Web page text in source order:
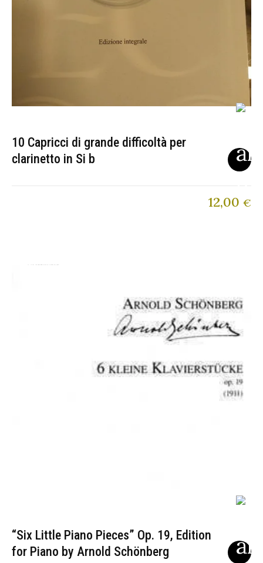
10 Capricci di grande difficoltà per
clarinetto in Si b
12,00 €
“Six Little Piano Pieces” Op. 19, Edition
for Piano by Arnold Schönberg